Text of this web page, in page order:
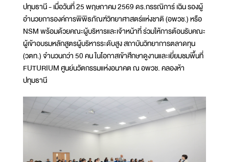
ปทุมธานี - เมื่อวันที่ 25 พฤษภาคม 2569 ดร.กรรณิการ์ เฉิน รองผู้
อำนวยการองค์การพิพิธภัณฑ์วิทยาศาสตร์แห่งชาติ (อพวช.) หรือ
NSM พร้อมด้วยคณะผู้บริหารและเจ้าหน้าที่ ร่วมให้การต้อนรับคณะ
ผู้เข้าอบรมหลักสูตรผู้บริหารระดับสูง สถาบันวิทยาการตลาดทุน
(วตท.) จำนวนกว่า 50 คน ในโอกาสเข้าศึกษาดูงานและเยี่ยมชมพื้นที่
FUTURIUM ศูนย์นวัตกรรมแห่งอนาคต ณ อพวช. คลองห้า
ปทุมธานี